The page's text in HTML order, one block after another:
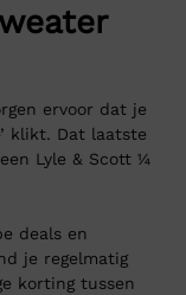
ervoor dat je
klikt. Dat laatste
Lyle & Scott ¼
deals en
je regelmatig
korting tussen